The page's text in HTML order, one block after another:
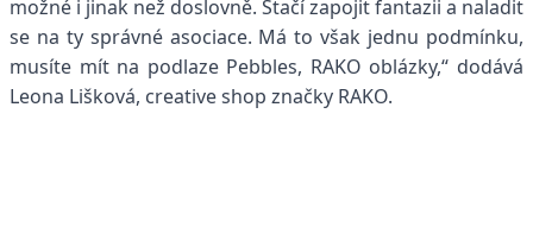
možné i jinak než doslovně. Stačí zapojit fantazii a naladit
se na ty správné asociace. Má to však jednu podmínku,
musíte mít na podlaze Pebbles, RAKO oblázky,“ dodává
Leona Lišková, creative shop značky RAKO.